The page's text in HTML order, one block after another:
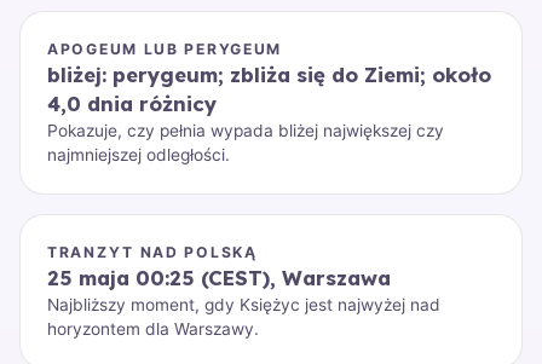
APOGEUM LUB PERYGEUM
bliżej: perygeum; zbliża się do Ziemi; około
4,0 dnia różnicy
Pokazuje, czy pełnia wypada bliżej największej czy
najmniejszej odległości.
TRANZYT NAD POLSKĄ
25 maja 00:25 (CEST), Warszawa
Najbliższy moment, gdy Księżyc jest najwyżej nad
horyzontem dla Warszawy.